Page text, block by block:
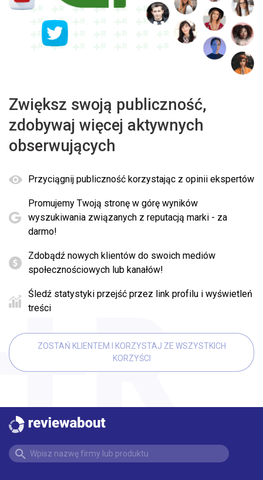
Zwiększ swoją publiczność,
zdobywaj więcej aktywnych
obserwujących
Przyciągnij publiczność korzystając z opinii ekspertów
Promujemy Twoją stronę w górę wyników
wyszukiwania związanych z reputacją marki - za
darmo!
Zdobądź nowych klientów do swoich mediów
społecznościowych lub kanałów!
Śledź statystyki przejść przez link profilu i wyświetleń
treści
ZOSTAŃ KLIENTEM I KORZYSTAJ ZE WSZYSTKICH
KORZYŚCI